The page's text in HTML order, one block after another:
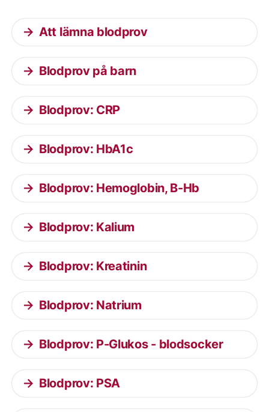
Att lämna blodprov
Blodprov på barn
Blodprov: CRP
Blodprov: HbA1c
Blodprov: Hemoglobin, B-Hb
Blodprov: Kalium
Blodprov: Kreatinin
Blodprov: Natrium
Blodprov: P-Glukos - blodsocker
Blodprov: PSA